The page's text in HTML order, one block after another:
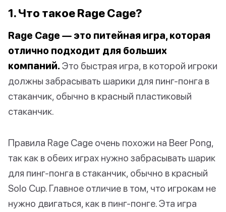
1. Что такое Rage Cage?
Rage Cage — это питейная игра, которая
отлично подходит для больших
компаний. Это быстрая игра, в которой игроки
должны забрасывать шарики для пинг-понга в
стаканчик, обычно в красный пластиковый
стаканчик.
Правила Rage Cage очень похожи на Beer Pong,
так как в обеих играх нужно забрасывать шарик
для пинг-понга в стаканчик, обычно в красный
Solo Cup. Главное отличие в том, что игрокам не
нужно двигаться, как в пинг-понге. Эта игра